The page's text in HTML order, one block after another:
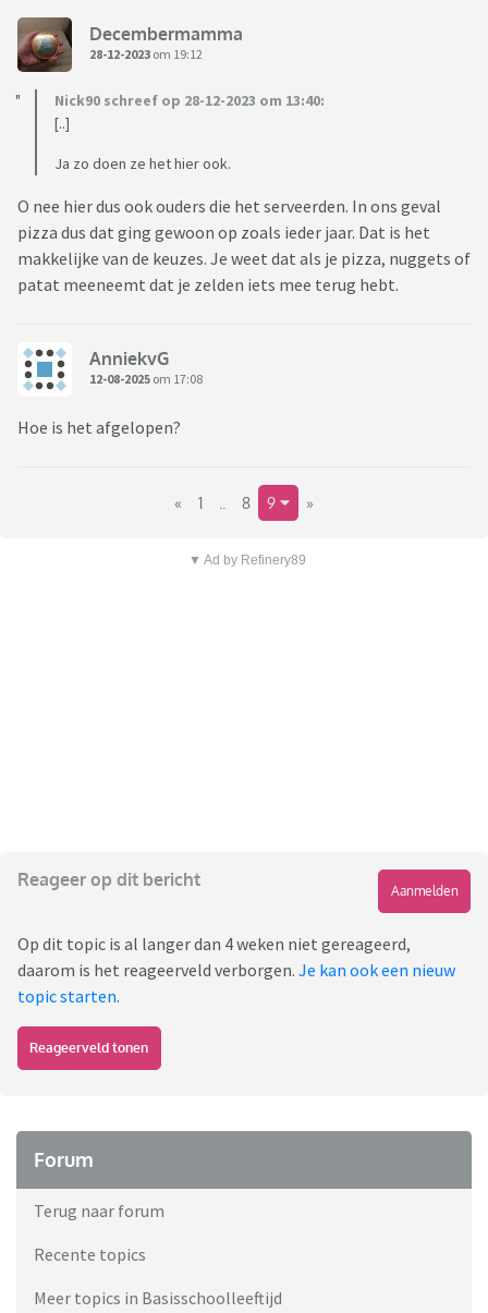
Decembermamma
28-12-2023 om 19:12
Nick90 schreef op 28-12-2023 om 13:40:
[..]
Ja zo doen ze het hier ook.
O nee hier dus ook ouders die het serveerden. In ons geval
pizza dus dat ging gewoon op zoals ieder jaar. Dat is het
makkelijke van de keuzes. Je weet dat als je pizza, nuggets of
patat meeneemt dat je zelden iets mee terug hebt.
AnniekvG
12-08-2025 om 17:08
Hoe is het afgelopen?
« 1 8 9 »
▼ Ad by Refinery89
Reageer op dit bericht
Aanmelden
Op dit topic is al langer dan 4 weken niet gereageerd,
daarom is het reageerveld verborgen. Je kan ook een nieuw
topic starten.
Reageerveld tonen
Forum
Terug naar forum
Recente topics
Meer topics in Basisschoolleeftijd